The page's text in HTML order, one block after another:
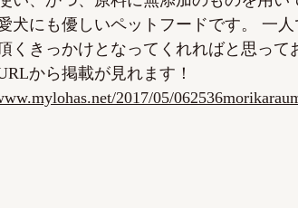
犬にも優しいペットフードです。 一
くきっかけとなってくれればと思っ
から掲載が見れます！
2017/05/